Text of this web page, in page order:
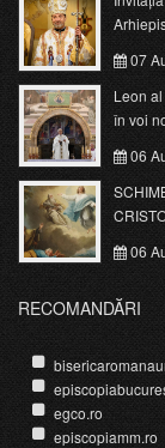
07
Leon
în voi
06
06
RECOMANDĂRI
egco.ro
episcopiamm.ro